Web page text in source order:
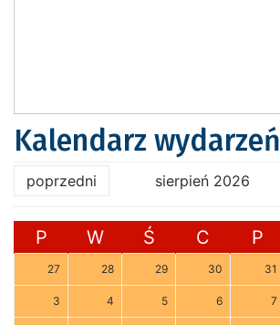
Kalendarz wydarzeń
poprzedni sierpień 2026
P W Ś C P
27 28 29 30 31
3 4 5 6 7